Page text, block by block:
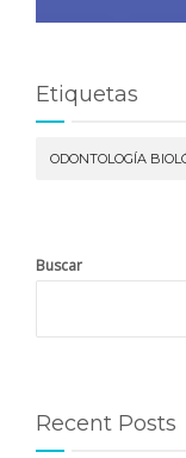
Etiquetas
ODONTOLOGÍA
Buscar
Recent Posts